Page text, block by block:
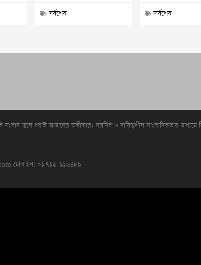
সর্বশেষ সর্বশেষ
তুলে ধরাই আমাদের অঙ্গীকার। বস্তুনিষ্ঠ ও দায়িত্বশীল সাংবাদিকতার
মোবাইল: ০১৭১৫-৯১৬৪৮৯